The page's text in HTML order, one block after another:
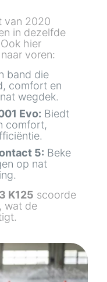
van 2020
in dezelfde
hier
voren:
band die
comfort en
wegdek.
Evo: Biedt
comfort,
5: Beke
op nat
K125 scoorde
wat de